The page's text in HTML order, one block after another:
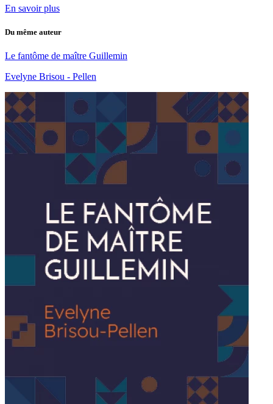
En savoir plus
Du même auteur
Le fantôme de maître Guillemin
Evelyne Brisou - Pellen